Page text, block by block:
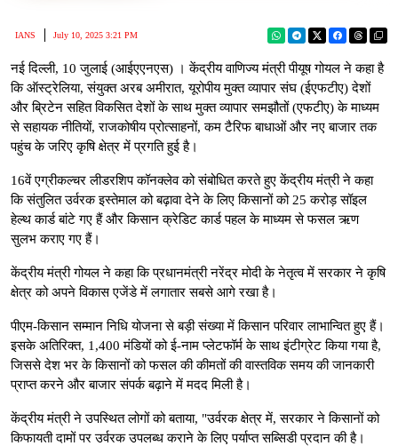
IANS July 10, 2025 3:21 PM
नई दिल्ली, 10 जुलाई (आईएएनएस) । केंद्रीय वाणिज्य मंत्री पीयूष गोयल ने कहा है
कि ऑस्ट्रेलिया, संयुक्त अरब अमीरात, यूरोपीय मुक्त व्यापार संघ (ईएफटीए) देशों
और ब्रिटेन सहित विकसित देशों के साथ मुक्त व्यापार समझौतों (एफटीए) के माध्यम
से सहायक नीतियों, राजकोषीय प्रोत्साहनों, कम टैरिफ बाधाओं और नए बाजार तक
पहुंच के जरिए कृषि क्षेत्र में प्रगति हुई है।
16वें एग्रीकल्चर लीडरशिप कॉनक्लेव को संबोधित करते हुए केंद्रीय मंत्री ने कहा
कि संतुलित उर्वरक इस्तेमाल को बढ़ावा देने के लिए किसानों को 25 करोड़ सॉइल
हेल्थ कार्ड बांटे गए हैं और किसान क्रेडिट कार्ड पहल के माध्यम से फसल ऋण
सुलभ कराए गए हैं।
केंद्रीय मंत्री गोयल ने कहा कि प्रधानमंत्री नरेंद्र मोदी के नेतृत्व में सरकार ने कृषि
क्षेत्र को अपने विकास एजेंडे में लगातार सबसे आगे रखा है।
पीएम-किसान सम्मान निधि योजना से बड़ी संख्या में किसान परिवार लाभान्वित हुए हैं।
इसके अतिरिक्त, 1,400 मंडियों को ई-नाम प्लेटफॉर्म के साथ इंटीग्रेट किया गया है,
जिससे देश भर के किसानों को फसल की कीमतों की वास्तविक समय की जानकारी
प्राप्त करने और बाजार संपर्क बढ़ाने में मदद मिली है।
केंद्रीय मंत्री ने उपस्थित लोगों को बताया, "उर्वरक क्षेत्र में, सरकार ने किसानों को
किफायती दामों पर उर्वरक उपलब्ध कराने के लिए पर्याप्त सब्सिडी प्रदान की है।